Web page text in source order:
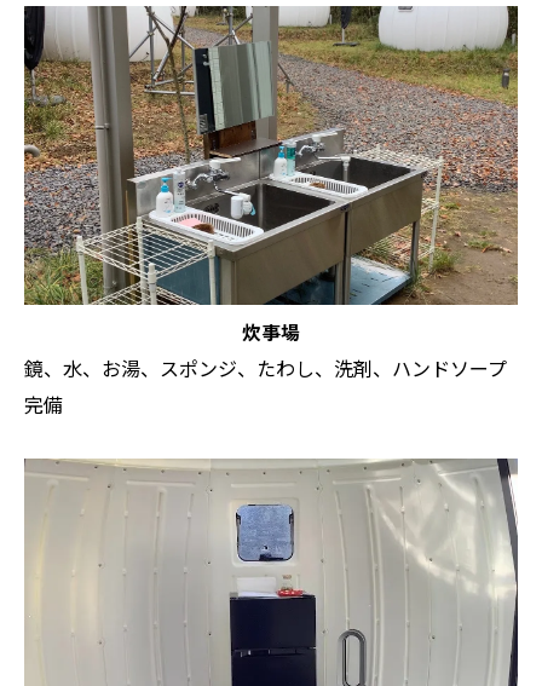
炊事場
鏡、水、お湯、スポンジ、たわし、洗剤、ハンドソープ
完備